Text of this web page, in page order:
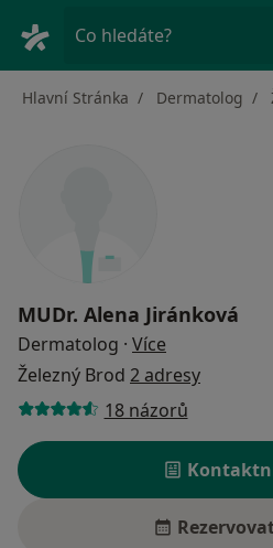
Co hledáte?
Hlavní Stránka Dermatolog
MUDr. Alena Jiránková
Dermatolog · Více
Železný Brod 2 adresy
18 názorů